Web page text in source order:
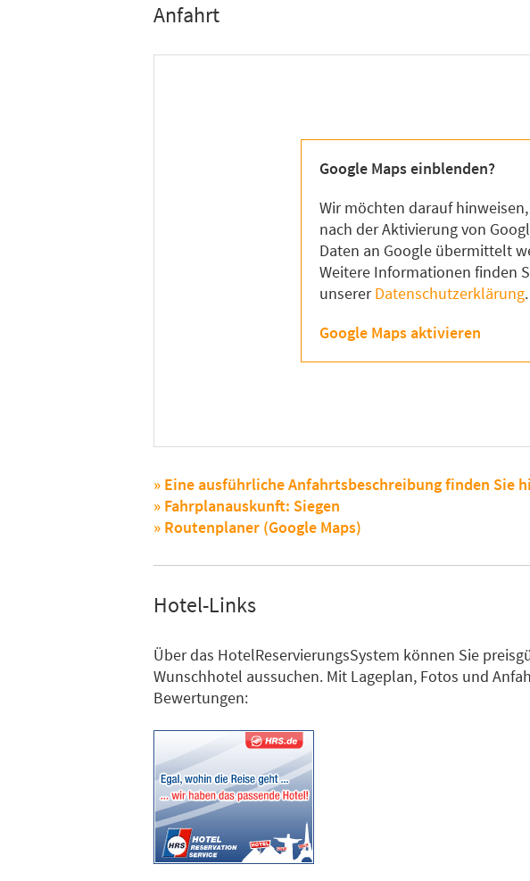
Anfahrt
Google Maps einblenden?
Wir möchten darauf
nach der Aktivierung von
Daten an Google übermittelt
Weitere Informationen finden
unsererDatenschutzerklärung.
Google Maps aktivieren
» Eine ausführliche Anfahrtsbeschreibung finden Sie
» Fahrplanauskunft: Siegen
» Routenplaner (Google Maps)
Hotel-Links
Über das HotelReservierungsSystem können Sie
Wunschhotel aussuchen. Mit Lageplan, Fotos und
Bewertungen: